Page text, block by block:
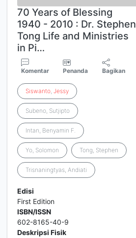
70 Years of Blessing
1940 - 2010 : Dr. Stephen
Tong Life and Ministries
in Pi…
Komentar Penanda Bagikan
Siswanto, Jessy
Subeno, Sutjipto
Intan, Benyamin F.
Yo, Solomon Tong, Stephen
Trisnaningtyas, Andiati
Edisi
First Edition
ISBN/ISSN
602-8165-40-9
Deskripsi Fisik